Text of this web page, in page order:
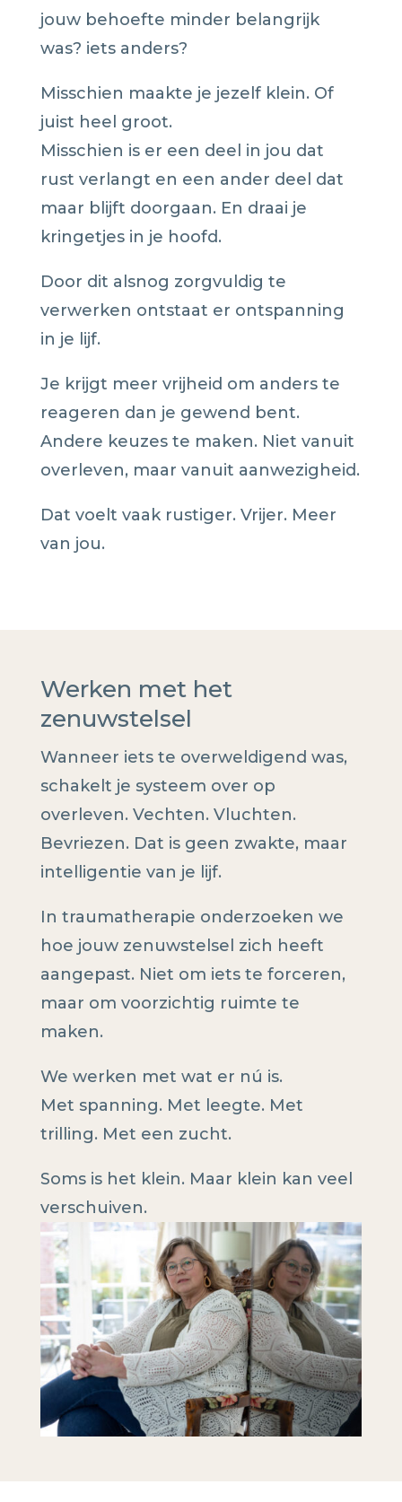
jouw behoefte minder belangrijk
was? iets anders?
Misschien maakte je jezelf klein. Of
juist heel groot.
Misschien is er een deel in jou dat
rust verlangt en een ander deel dat
maar blijft doorgaan. En draai je
kringetjes in je hoofd.
Door dit alsnog zorgvuldig te
verwerken ontstaat er ontspanning
in je lijf.
Je krijgt meer vrijheid om anders te
reageren dan je gewend bent.
Andere keuzes te maken. Niet vanuit
overleven, maar vanuit aanwezigheid.
Dat voelt vaak rustiger. Vrijer. Meer
van jou.
Werken met het
zenuwstelsel
Wanneer iets te overweldigend was,
schakelt je systeem over op
overleven. Vechten. Vluchten.
Bevriezen. Dat is geen zwakte, maar
intelligentie van je lijf.
In traumatherapie onderzoeken we
hoe jouw zenuwstelsel zich heeft
aangepast. Niet om iets te forceren,
maar om voorzichtig ruimte te
maken.
We werken met wat er nú is.
Met spanning. Met leegte. Met
trilling. Met een zucht.
Soms is het klein. Maar klein kan veel
verschuiven.